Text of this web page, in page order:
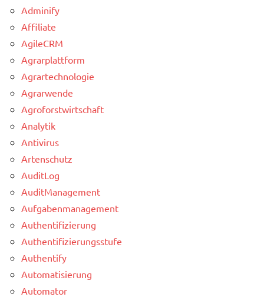
Adminify
Affiliate
AgileCRM
Agrarplattform
Agrartechnologie
Agrarwende
Agroforstwirtschaft
Analytik
Antivirus
Artenschutz
AuditLog
AuditManagement
Aufgabenmanagement
Authentifizierung
Authentifizierungsstufe
Authentify
Automatisierung
Automator